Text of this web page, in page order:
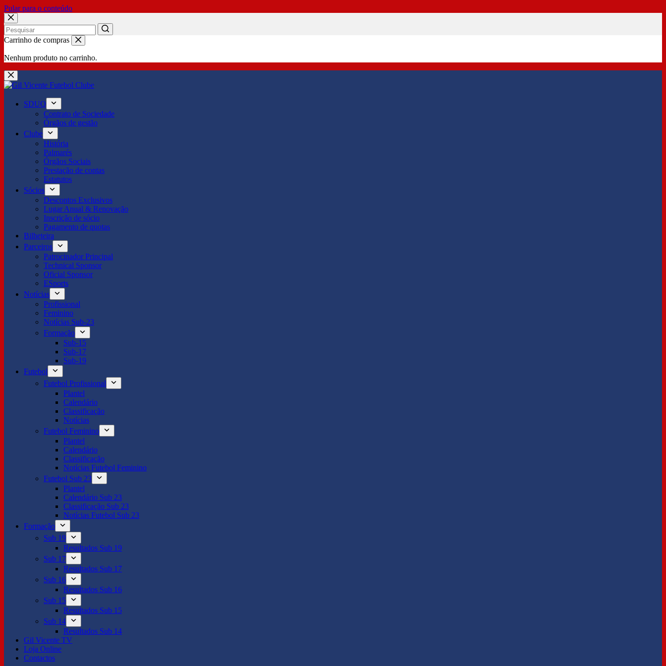
Pular para o conteúdo
No
Carrinho de compras
Nenhum produto no carrinho.
SDUQ
Contrato de Sociedade
Órgãos de gestão
Clube
História
Palmarés
Órgãos Sociais
Prestação de contas
Estatutos
Sócios
Descontos Exclusivos
Lugar Anual & Renovação
Inscrição de sócio
Pagamento de quotas
Bilheteira
Parceiros
Patrocinador Principal
Technical Sponsor
Oficial Sponsor
ESports
Notícias
Profissional
Feminino
Notícias Sub-23
Formação
Sub-15
Sub-17
Sub-19
Futebol
Futebol Profissional
Plantel
Calendário
Classificação
Notícias
Futebol Feminino
Plantel
Calendário
Classificação
Notícias Futebol Feminino
Futebol Sub 23
Plantel
Calendário Sub 23
Classificação Sub 23
Notícias Futebol Sub 23
Formação
Sub 19
Resultados Sub 19
Sub 17
Resultados Sub 17
Sub 16
Resultados Sub 16
Sub 15
Resultados Sub 15
Sub 14
Resultados Sub 14
Gil Vicente TV
Loja Online
Contactos